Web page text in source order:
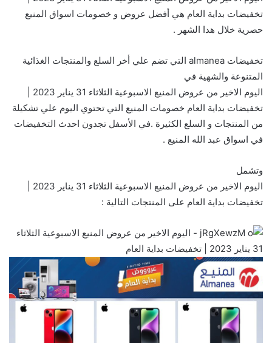
تخفيضات بداية العام هي أفضل عروض و خصومات اسواق المنيع
حصرية خلال هدا الشهر .
تخفيضات almanea التي تضم علي أخر السلع والمنتجات الغذائية
المتنوعة والشهية في
تخفيضات بداية العام خصومات المنيع التي تحتوي اليوم علي تشكيلة
من المنتجات و السلع الكثيرة .في الأسفل تجدون احدث التخفيضات
في اسواق عبد الله المنيع .
وتشمل
تخفيضات بداية العام على المنتجات التالية :